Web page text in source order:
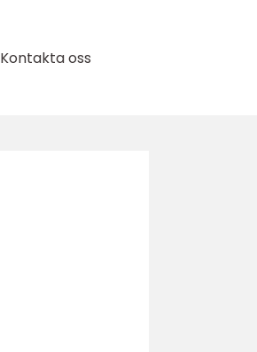
Kontakta oss